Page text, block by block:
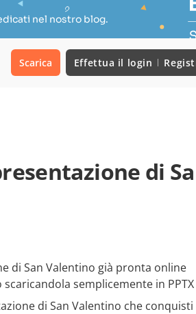
nel nostro blog.
Scarica Effettua il login
di
di San Valentino già pronta online
semplicemente in PPTX
di San Valentino che